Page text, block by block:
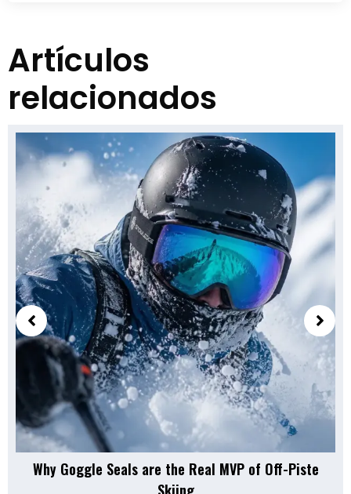
Artículos
relacionados
Why Goggle Seals are the Real MVP of Off-Piste
Skiing